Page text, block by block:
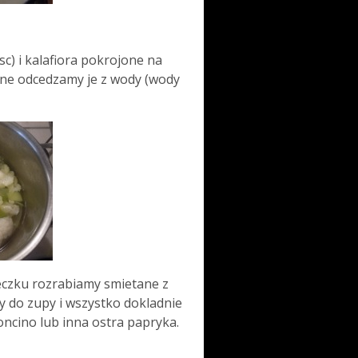
i kalafiora pokrojone na
odcedzamy je z wody (wody
rozrabiamy smietane z
do zupy i wszystko dokladnie
lub inna ostra papryka.